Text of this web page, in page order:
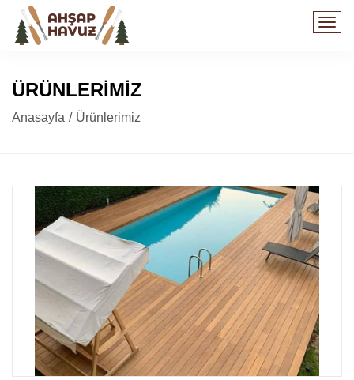
ÜRÜNLERİMİZ
Anasayfa Ürünlerimiz